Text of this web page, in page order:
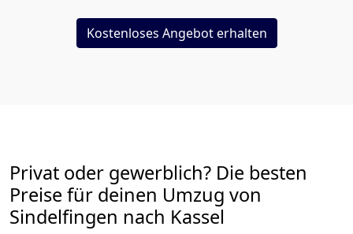
Kostenloses Angebot erhalten
Privat oder gewerblich? Die besten
Preise für deinen Umzug von
Sindelfingen nach Kassel